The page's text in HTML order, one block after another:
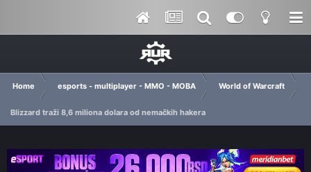
Home esports - multiplayer - MMO - MOBA World of Warcraft
Blizzard traži 8,6 miliona dolara od nemačkih hakera